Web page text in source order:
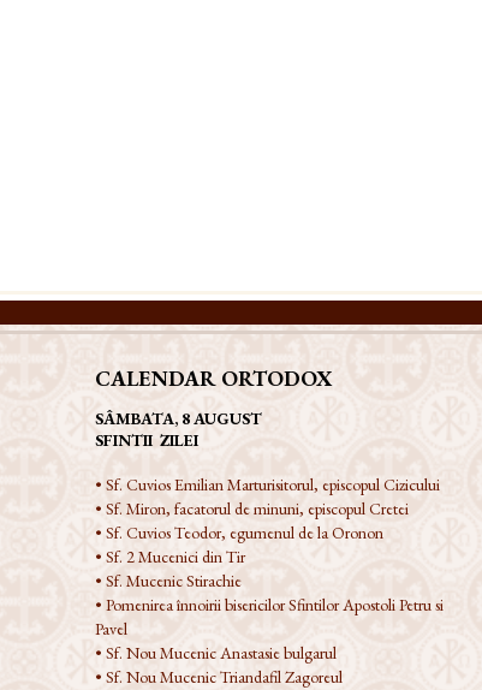
CALENDAR ORTODOX
SÂMBATA, 8 AUGUST
SFINTII ZILEI
• Sf. Cuvios Emilian Marturisitorul, episcopul Cizicului
• Sf. Miron, facatorul de minuni, episcopul Cretei
• Sf. Cuvios Teodor, egumenul de la Oronon
• Sf. 2 Mucenici din Tir
• Sf. Mucenic Stirachie
• Pomenirea înnoirii bisericilor Sfintilor Apostoli Petru si
Pavel
• Sf. Nou Mucenic Anastasie bulgarul
• Sf. Nou Mucenic Triandafil Zagoreul